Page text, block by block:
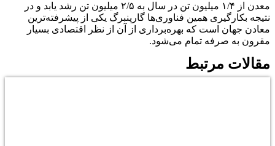
معدن از ۱/۴ میلیون تن در سال به ۲/۵ میلیون تن رشد یابد و در
نتیجه بکارگیری همین فناوری‌ها گارپنبرگ یکی از پیشرفته‌ترین
معادن جهان است که بهره‌برداری از آن از نظر اقتصادی بسیار
مقرون به صرفه تمام می‌شود.
مقالات مرتبط